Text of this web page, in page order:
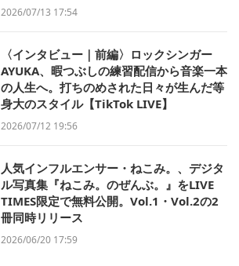
2026/07/13 17:54
〈インタビュー｜前編〉ロックシンガー
AYUKA、暇つぶしの練習配信から音楽一本
の人生へ。打ちのめされた日々が生んだ等
身大のスタイル【TikTok LIVE】
2026/07/12 19:56
人気インフルエンサー・ねこみ。、デジタ
ル写真集『ねこみ。のぜんぶ。』をLIVE
TIMES限定で無料公開。Vol.1・Vol.2の2
冊同時リリース
2026/06/20 17:59